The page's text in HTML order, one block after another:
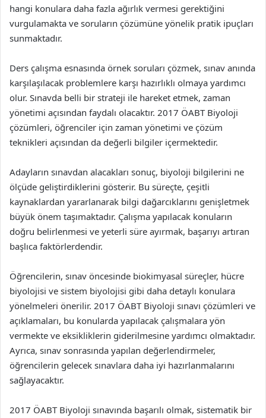
hangi konulara daha fazla ağırlık vermesi gerektiğini
vurgulamakta ve soruların çözümüne yönelik pratik ipuçları
sunmaktadır.
Ders çalışma esnasında örnek soruları çözmek, sınav anında
karşılaşılacak problemlere karşı hazırlıklı olmaya yardımcı
olur. Sınavda belli bir strateji ile hareket etmek, zaman
yönetimi açısından faydalı olacaktır. 2017 ÖABT Biyoloji
çözümleri, öğrenciler için zaman yönetimi ve çözüm
teknikleri açısından da değerli bilgiler içermektedir.
Adayların sınavdan alacakları sonuç, biyoloji bilgilerini ne
ölçüde geliştirdiklerini gösterir. Bu süreçte, çeşitli
kaynaklardan yararlanarak bilgi dağarcıklarını genişletmek
büyük önem taşımaktadır. Çalışma yapılacak konuların
doğru belirlenmesi ve yeterli süre ayırmak, başarıyı artıran
başlıca faktörlerdendir.
Öğrencilerin, sınav öncesinde biokimyasal süreçler, hücre
biyolojisi ve sistem biyolojisi gibi daha detaylı konulara
yönelmeleri önerilir. 2017 ÖABT Biyoloji sınavı çözümleri ve
açıklamaları, bu konularda yapılacak çalışmalara yön
vermekte ve eksikliklerin giderilmesine yardımcı olmaktadır.
Ayrıca, sınav sonrasında yapılan değerlendirmeler,
öğrencilerin gelecek sınavlara daha iyi hazırlanmalarını
sağlayacaktır.
2017 ÖABT Biyoloji sınavında başarılı olmak, sistematik bir